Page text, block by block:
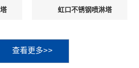
虹口不锈钢喷淋塔
查看更多>>